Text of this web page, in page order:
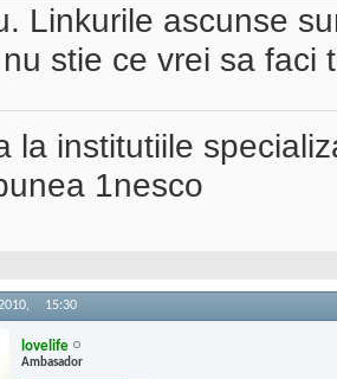
Linkurile ascunse
stie ce vrei sa faci
la institutiile
1nesco
15:30
lovelife
Ambasador